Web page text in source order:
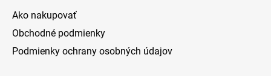
Ako nakupovať
Obchodné podmienky
Podmienky ochrany osobných údajov